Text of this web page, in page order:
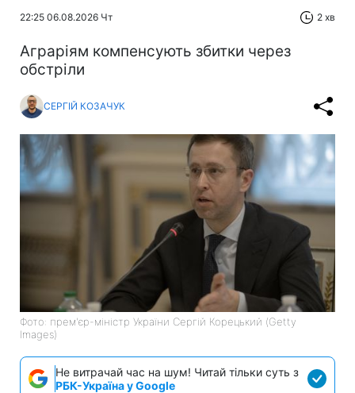
22:25 06.08.2026 Чт 2 хв
Аграріям компенсують збитки через
обстріли
СЕРГІЙ КОЗАЧУК
Фото: прем'єр-міністр України Сергій Корецький (Getty
Images)
Не витрачай час на шум! Читай тільки суть з
РБК-Україна у Google